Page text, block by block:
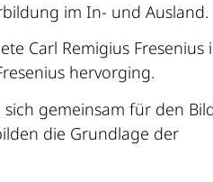
im In- und Ausland.
Carl Remigius Fresenius
hervorging.
gemeinsam für den
die Grundlage der